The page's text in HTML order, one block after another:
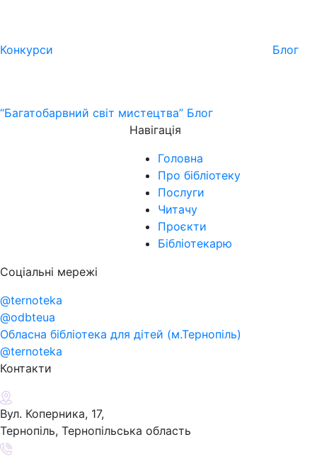
Конкурси Блог
“Багатобарвний світ мистецтва” Блог
Навігація
Головна
Про бібліотеку
Послуги
Читачу
Проєкти
Бібліотекарю
Соціальні мережі
@ternoteka
@odbteua
Обласна бібліотека для дітей (м.Тернопіль)
@ternoteka
Контакти
Вул. Коперника, 17,
Тернопіль, Тернопільська область